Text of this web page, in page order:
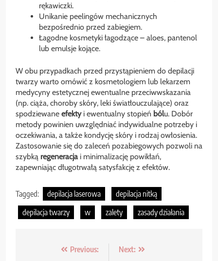
rękawiczki.
Unikanie peelingów mechanicznych
bezpośrednio przed zabiegiem.
Łagodne kosmetyki łagodzące – aloes, pantenol
lub emulsje kojące.
W obu przypadkach przed przystąpieniem do depilacji
twarzy warto omówić z kosmetologiem lub lekarzem
medycyny estetycznej ewentualne przeciwwskazania
(np. ciąża, choroby skóry, leki światłouczulające) oraz
spodziewane efektyi ewentualny stopień bólu. Dobór
metody powinien uwzględniać indywidualne potrzeby i
oczekiwania, a także kondycję skóry i rodzaj owłosienia.
Zastosowanie się do zaleceń pozabiegowych pozwoli na
szybką regeneracjai minimalizację powikłań,
zapewniając długotrwałą satysfakcję z efektów.
Tagged: depilacja laserowa
depilacja nitką
depilacja twarzy
w zalety zasady działania
NawigacjaPrevious:
Next: